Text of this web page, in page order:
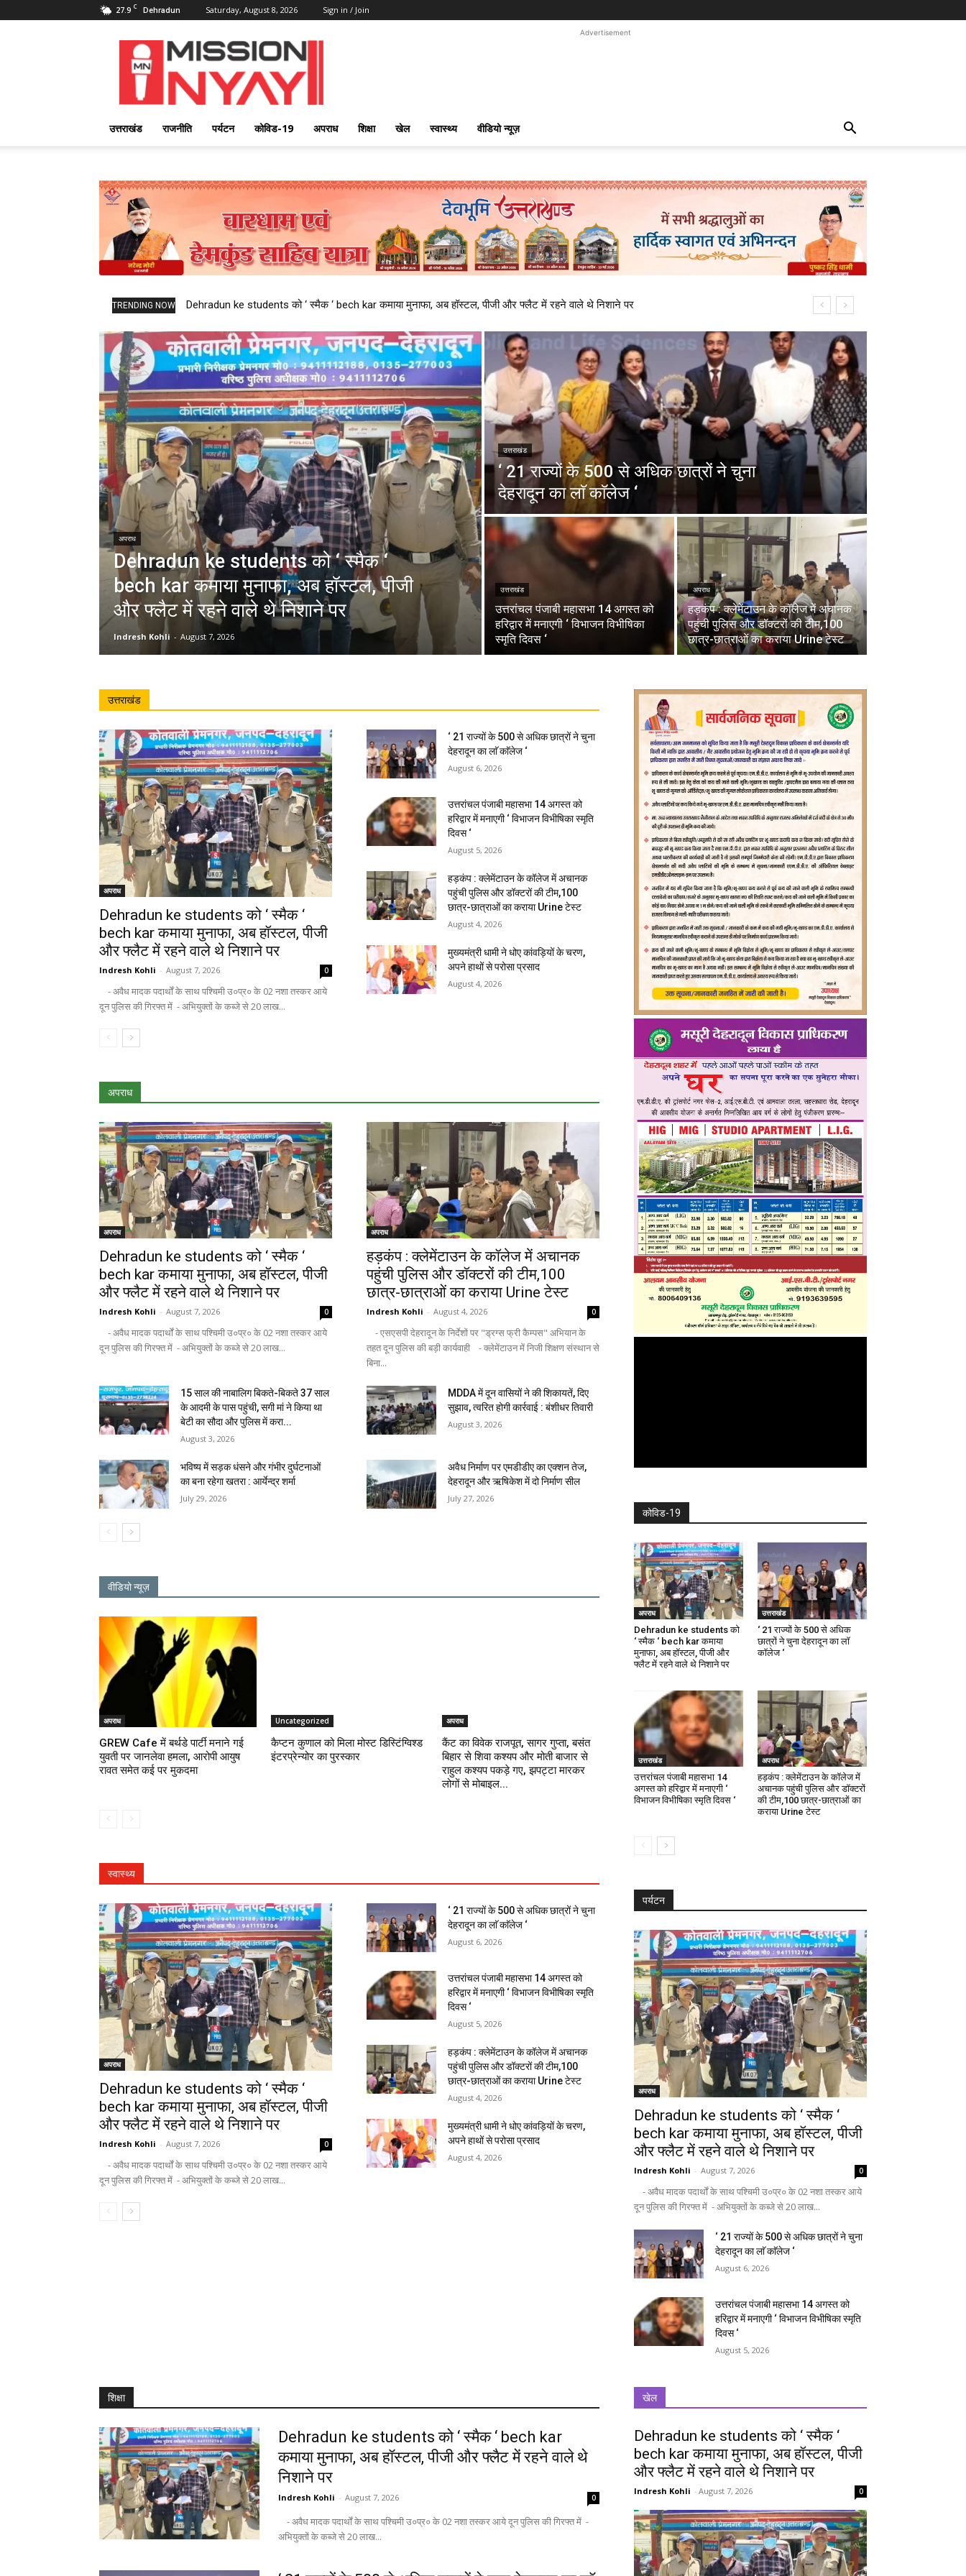
27.9 C Dehradun Saturday, August 8, 2026 Sign in / Join
Mission
Nyay
Advertisement
उत्तराखंड राजनीति पर्यटन कोविड-19 अपराध शिक्षा खेल स्वास्थ्य वीडियो न्यूज़
TRENDING NOW Dehradun ke students को ‘ स्मैक ‘ bech kar कमाया मुनाफा, अब हॉस्टल, पीजी और फ्लैट में रहने वाले थे निशाने पर
अपराध
Dehradun ke students को ‘ स्मैक ‘
bech kar कमाया मुनाफा, अब हॉस्टल, पीजी
और फ्लैट में रहने वाले थे निशाने पर
Indresh Kohli - August 7, 2026
उत्तराखंड
‘ 21 राज्यों के 500 से अधिक छात्रों ने चुना
देहरादून का लाॅ काॅलेज ‘
उत्तराखंड
उत्तरांचल पंजाबी महासभा 14 अगस्त को
हरिद्वार में मनाएगी ‘ विभाजन विभीषिका
स्मृति दिवस ‘
अपराध
हड़कंप : क्लेमेंटाउन के कॉलेज में अचानक
पहुंची पुलिस और डॉक्टरों की टीम,100
छात्र-छात्राओं का कराया Urine टेस्ट
उत्तराखंड
अपराध
Dehradun ke students को ‘ स्मैक ‘
bech kar कमाया मुनाफा, अब हॉस्टल, पीजी
और फ्लैट में रहने वाले थे निशाने पर
Indresh Kohli - August 7, 2026 0
- अवैध मादक पदार्थों के साथ पश्चिमी उ०प्र० के 02 नशा तस्कर आये
दून पुलिस की गिरफ्त में - अभियुक्तों के कब्जे से 20 लाख...
‘ 21 राज्यों के 500 से अधिक छात्रों ने चुना
देहरादून का लाॅ काॅलेज ‘
August 6, 2026
उत्तरांचल पंजाबी महासभा 14 अगस्त को
हरिद्वार में मनाएगी ‘ विभाजन विभीषिका स्मृति
दिवस ‘
August 5, 2026
हड़कंप : क्लेमेंटाउन के कॉलेज में अचानक
पहुंची पुलिस और डॉक्टरों की टीम,100
छात्र-छात्राओं का कराया Urine टेस्ट
August 4, 2026
मुख्यमंत्री धामी ने धोए कांवड़ियों के चरण,
अपने हाथों से परोसा प्रसाद
August 4, 2026
अपराध
अपराध
Dehradun ke students को ‘ स्मैक ‘
bech kar कमाया मुनाफा, अब हॉस्टल, पीजी
और फ्लैट में रहने वाले थे निशाने पर
Indresh Kohli - August 7, 2026 0
- अवैध मादक पदार्थों के साथ पश्चिमी उ०प्र० के 02 नशा तस्कर आये
दून पुलिस की गिरफ्त में - अभियुक्तों के कब्जे से 20 लाख...
अपराध
हड़कंप : क्लेमेंटाउन के कॉलेज में अचानक
पहुंची पुलिस और डॉक्टरों की टीम,100
छात्र-छात्राओं का कराया Urine टेस्ट
Indresh Kohli - August 4, 2026 0
- एसएसपी देहरादून के निर्देशों पर "ड्रग्स फ्री कैम्पस" अभियान के
तहत दून पुलिस की बड़ी कार्यवाही - क्लेमेंटाउन में निजी शिक्षण संस्थान से
बिना...
15 साल की नाबालिग बिकते-बिकते 37 साल
के आदमी के पास पहुंची, सगी मां ने किया था
बेटी का सौदा और पुलिस में करा...
August 3, 2026
MDDA में दून वासियों ने की शिकायतें, दिए
सुझाव, त्वरित होगी कार्रवाई : बंशीधर तिवारी
August 3, 2026
भविष्य में सड़क धंसने और गंभीर दुर्घटनाओं
का बना रहेगा खतरा : आर्येन्द्र शर्मा
July 29, 2026
अवैध निर्माण पर एमडीडीए का एक्शन तेज,
देहरादून और ऋषिकेश में दो निर्माण सील
July 27, 2026
वीडियो न्यूज़
अपराध
GREW Cafe में बर्थडे पार्टी मनाने गई
युवती पर जानलेवा हमला, आरोपी आयुष
रावत समेत कई पर मुकदमा
Uncategorized
कैप्टन कुणाल को मिला मोस्ट डिस्टिंग्विश्ड
इंटरप्रेन्योर का पुरस्कार
अपराध
कैंट का विवेक राजपूत, सागर गुप्ता, बसंत
बिहार से शिवा कश्यप और मोती बाजार से
राहुल कश्यप पकड़े गए, झपट्टा मारकर
लोगों से मोबाइल...
स्वास्थ्य
अपराध
Dehradun ke students को ‘ स्मैक ‘
bech kar कमाया मुनाफा, अब हॉस्टल, पीजी
और फ्लैट में रहने वाले थे निशाने पर
Indresh Kohli - August 7, 2026 0
- अवैध मादक पदार्थों के साथ पश्चिमी उ०प्र० के 02 नशा तस्कर आये
दून पुलिस की गिरफ्त में - अभियुक्तों के कब्जे से 20 लाख...
‘ 21 राज्यों के 500 से अधिक छात्रों ने चुना
देहरादून का लाॅ काॅलेज ‘
August 6, 2026
उत्तरांचल पंजाबी महासभा 14 अगस्त को
हरिद्वार में मनाएगी ‘ विभाजन विभीषिका स्मृति
दिवस ‘
August 5, 2026
हड़कंप : क्लेमेंटाउन के कॉलेज में अचानक
पहुंची पुलिस और डॉक्टरों की टीम,100
छात्र-छात्राओं का कराया Urine टेस्ट
August 4, 2026
मुख्यमंत्री धामी ने धोए कांवड़ियों के चरण,
अपने हाथों से परोसा प्रसाद
August 4, 2026
कोविड-19
अपराध
Dehradun ke students को
‘ स्मैक ‘ bech kar कमाया
मुनाफा, अब हॉस्टल, पीजी और
फ्लैट में रहने वाले थे निशाने पर
उत्तराखंड
‘ 21 राज्यों के 500 से अधिक
छात्रों ने चुना देहरादून का लाॅ
काॅलेज ‘
उत्तराखंड
उत्तरांचल पंजाबी महासभा 14
अगस्त को हरिद्वार में मनाएगी ‘
विभाजन विभीषिका स्मृति दिवस ‘
अपराध
हड़कंप : क्लेमेंटाउन के कॉलेज में
अचानक पहुंची पुलिस और डॉक्टरों
की टीम,100 छात्र-छात्राओं का
कराया Urine टेस्ट
पर्यटन
अपराध
Dehradun ke students को ‘ स्मैक ‘
bech kar कमाया मुनाफा, अब हॉस्टल, पीजी
और फ्लैट में रहने वाले थे निशाने पर
Indresh Kohli - August 7, 2026 0
- अवैध मादक पदार्थों के साथ पश्चिमी उ०प्र० के 02 नशा तस्कर आये
दून पुलिस की गिरफ्त में - अभियुक्तों के कब्जे से 20 लाख...
‘ 21 राज्यों के 500 से अधिक छात्रों ने चुना
देहरादून का लाॅ काॅलेज ‘
August 6, 2026
उत्तरांचल पंजाबी महासभा 14 अगस्त को
हरिद्वार में मनाएगी ‘ विभाजन विभीषिका स्मृति
दिवस ‘
August 5, 2026
शिक्षा
Dehradun ke students को ‘ स्मैक ‘ bech kar
कमाया मुनाफा, अब हॉस्टल, पीजी और फ्लैट में रहने वाले थे
निशाने पर
Indresh Kohli - August 7, 2026 0
अभियुक्तों के कब्जे से 20 लाख...
खेल
Dehradun ke students को ‘ स्मैक ‘
bech kar कमाया मुनाफा, अब हॉस्टल, पीजी
और फ्लैट में रहने वाले थे निशाने पर
Indresh Kohli - August 7, 2026 0